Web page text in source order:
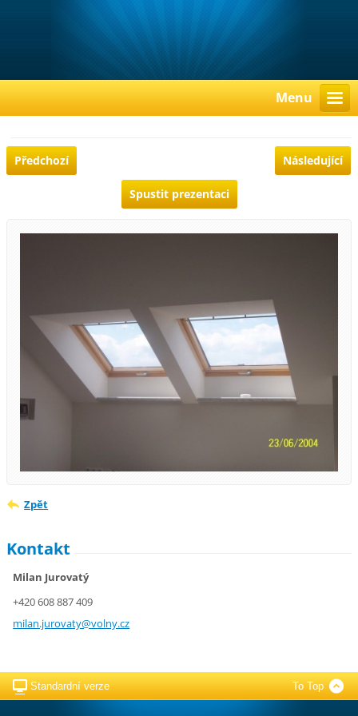
Menu
Předchozí Následující
Spustit prezentaci
Zpět
Kontakt
Milan Jurovatý
+420 608 887 409
milan.jurovaty@volny.cz
Standardní verze To Top